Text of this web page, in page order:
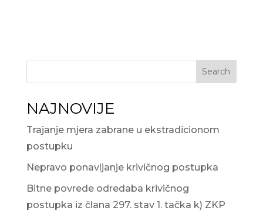
Search
NAJNOVIJE
Trajanje mjera zabrane u ekstradicionom
postupku
Nepravo ponavljanje krivičnog postupka
Bitne povrede odredaba krivičnog
postupka iz člana 297. stav 1. tačka k) ZKP